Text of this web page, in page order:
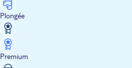
Plongée
Premium